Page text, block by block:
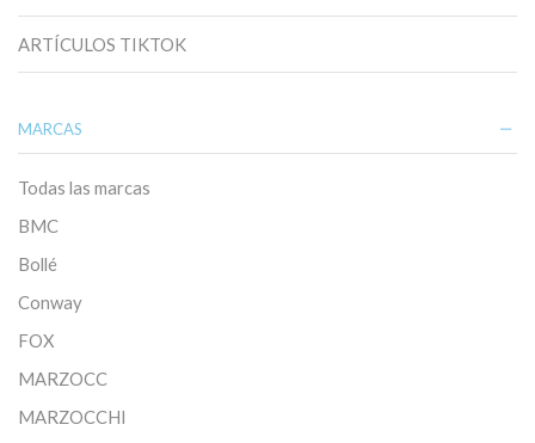
ARTÍCULOS TIKTOK
MARCAS
Todas las marcas
BMC
Bollé
Conway
FOX
MARZOCC
MARZOCCHI